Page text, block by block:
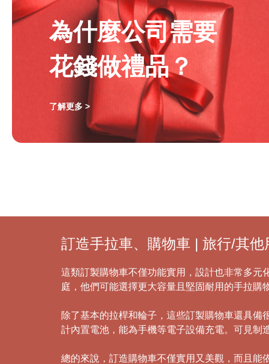
為什麼公司需要
花錢做禮品？
了解更多 >
訂造手拉車、購物車 | 旅行/其
這類訂製購物車不僅功能實用，設計也非常多元
庭，他們可能選擇更大容量且堅固耐用的手拉購
除了基本的拉桿和輪子，這些訂製購物車還具
計內置電池，能為手機等電子設備充電。可見制
總的來說，訂造購物車不僅實用又美觀，而且能